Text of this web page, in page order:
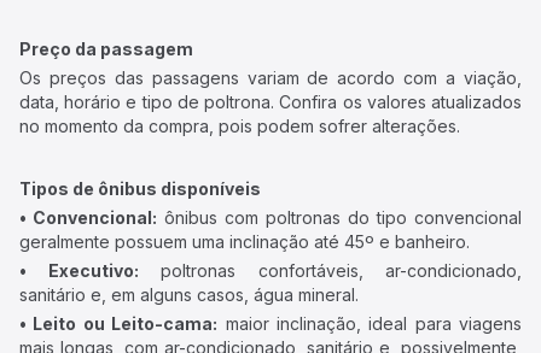
Preço da passagem
Os preços das passagens variam de acordo com a viação,
data, horário e tipo de poltrona. Confira os valores atualizados
no momento da compra, pois podem sofrer alterações.
Tipos de ônibus disponíveis
• Convencional: ônibus com poltronas do tipo convencional
geralmente possuem uma inclinação até 45º e banheiro.
• Executivo: poltronas confortáveis, ar-condicionado,
sanitário e, em alguns casos, água mineral.
• Leito ou Leito-cama: maior inclinação, ideal para viagens
mais longas, com ar-condicionado, sanitário e, possivelmente,